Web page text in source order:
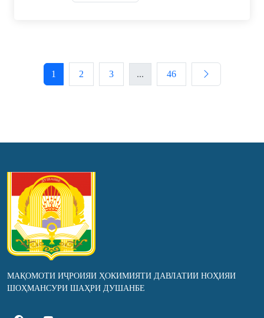
1 2 3 ... 46
МАҚОМОТИ ИҶРОИЯИ ҲОКИМИЯТИ ДАВЛАТИИ НОҲИЯИ
ШОҲМАНСУРИ ШАҲРИ ДУШАНБЕ